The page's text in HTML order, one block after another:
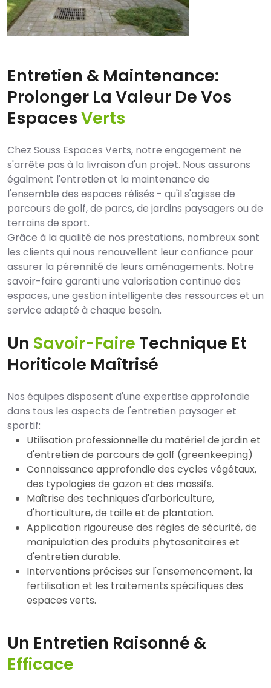
Entretien & Maintenance:
Prolonger La Valeur De Vos
EspacesVerts
Chez Souss Espaces Verts, notre engagement ne
s'arrête pas à la livraison d'un projet. Nous assurons
égalment l'entretien et la maintenance de
l'ensemble des espaces rélisés - qu'il s'agisse de
parcours de golf, de parcs, de jardins paysagers ou de
terrains de sport.
Grâce à la qualité de nos prestations, nombreux sont
les clients qui nous renouvellent leur confiance pour
assurer la pérennité de leurs aménagements. Notre
savoir-faire garanti une valorisation continue des
espaces, une gestion intelligente des ressources et un
service adapté à chaque besoin.
Un Savoir-Faire Technique Et
Horiticole Maîtrisé
Nos équipes disposent d'une expertise approfondie
dans tous les aspects de l'entretien paysager et
sportif:
Utilisation professionnelle du matériel de jardin et
d'entretien de parcours de golf (greenkeeping)
Connaissance approfondie des cycles végétaux,
des typologies de gazon et des massifs.
Maîtrise des techniques d'arboriculture,
d'horticulture, de taille et de plantation.
Application rigoureuse des règles de sécurité, de
manipulation des produits phytosanitaires et
d'entretien durable.
Interventions précises sur l'ensemencement, la
fertilisation et les traitements spécifiques des
espaces verts.
Un Entretien Raisonné &
Efficace